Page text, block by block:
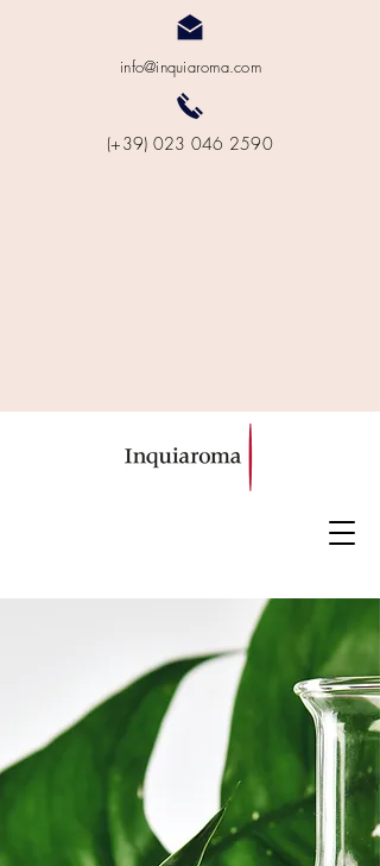
info@inquiaroma.com
(+39) 023 046 2590